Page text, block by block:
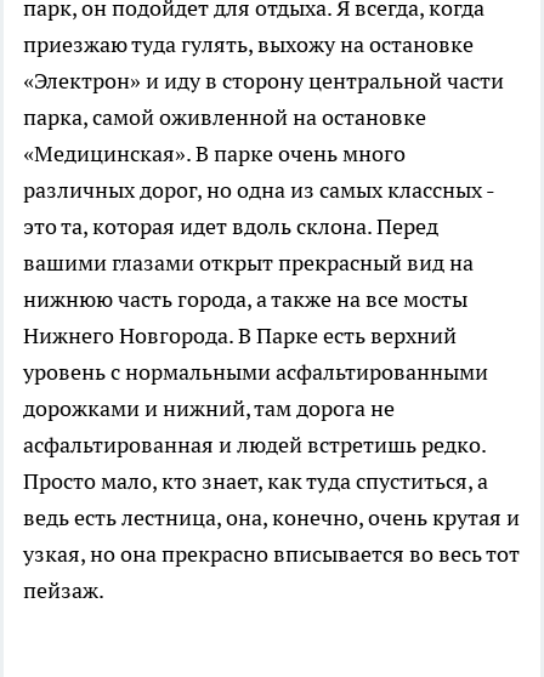
парк, он подойдет для отдыха. Я всегда, когда
приезжаю туда гулять, выхожу на остановке
«Электрон» и иду в сторону центральной части
парка, самой оживленной на остановке
«Медицинская». В парке очень много
различных дорог, но одна из самых классных -
это та, которая идет вдоль склона. Перед
вашими глазами открыт прекрасный вид на
нижнюю часть города, а также на все мосты
Нижнего Новгорода. В Парке есть верхний
уровень с нормальными асфальтированными
дорожками и нижний, там дорога не
асфальтированная и людей встретишь редко.
Просто мало, кто знает, как туда спуститься, а
ведь есть лестница, она, конечно, очень крутая и
узкая, но она прекрасно вписывается во весь тот
пейзаж.